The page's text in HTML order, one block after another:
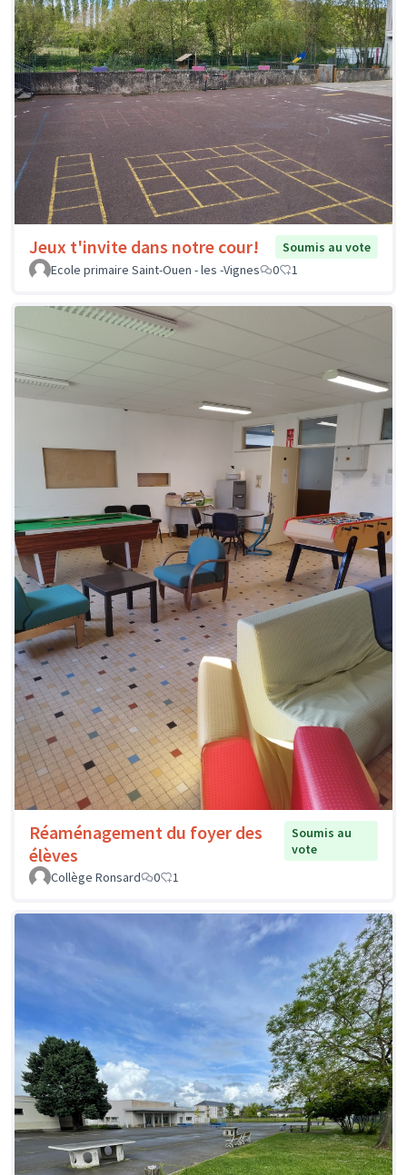
Jeux t'invite dans notre cour!
Soumis au vote
Ecole primaire Saint-Ouen - les -Vignes
0 1
Réaménagement du foyer des
élèves
Soumis au
vote
Collège Ronsard
0 1